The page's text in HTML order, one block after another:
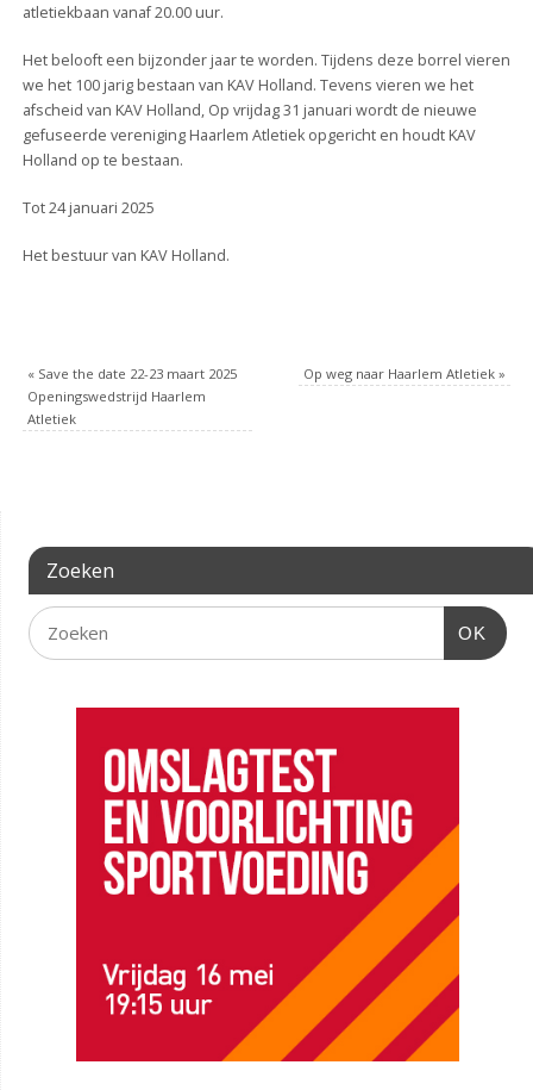
atletiekbaan vanaf 20.00 uur.
Het belooft een bijzonder jaar te worden. Tijdens deze borrel vieren
we het 100 jarig bestaan van KAV Holland. Tevens vieren we het
afscheid van KAV Holland, Op vrijdag 31 januari wordt de nieuwe
gefuseerde vereniging Haarlem Atletiek opgericht en houdt KAV
Holland op te bestaan.
Tot 24 januari 2025
Het bestuur van KAV Holland.
«Save the date 22-23 maart 2025
Openingswedstrijd Haarlem
Atletiek
Op weg naar Haarlem Atletiek»
Zoeken
OK